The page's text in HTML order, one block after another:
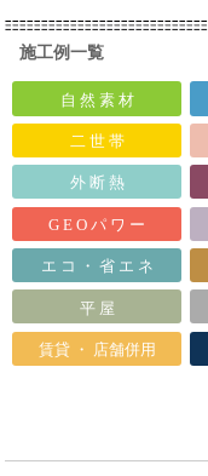
施工例一覧
自 然 素 材
二 世 帯
外 断 熱
G E O パ ワ ー
エ コ ・ 省 エ ネ
平 屋
賃貸 ・ 店舗併用